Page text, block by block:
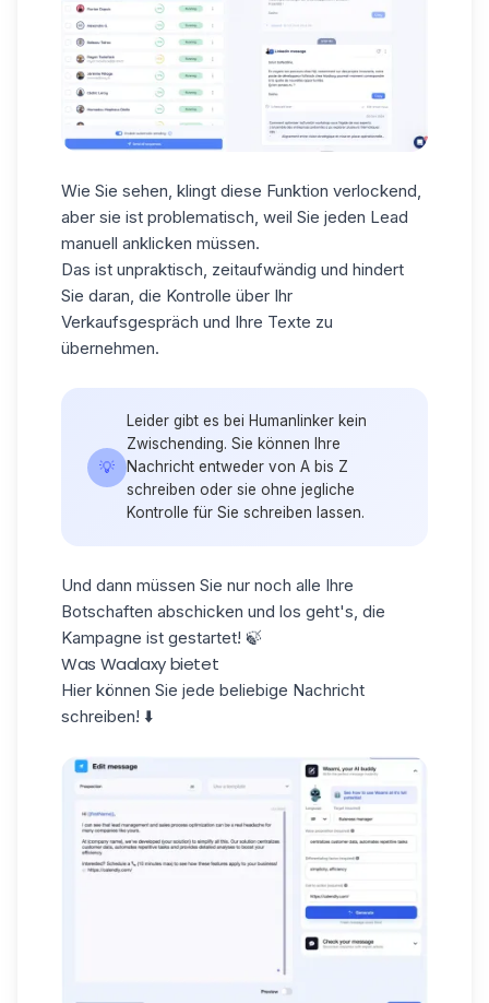
Wie Sie sehen, klingt diese Funktion verlockend,
aber sie ist problematisch, weil Sie jeden Lead
manuell anklicken müssen.
Das ist unpraktisch, zeitaufwändig und hindert
Sie daran, die Kontrolle über Ihr
Verkaufsgespräch und Ihre Texte zu
übernehmen.
💡
Leider gibt es bei Humanlinker kein
Zwischending. Sie können Ihre
Nachricht entweder von A bis Z
schreiben oder sie ohne jegliche
Kontrolle für Sie schreiben lassen.
Und dann müssen Sie nur noch alle Ihre
Botschaften abschicken und los geht's, die
Kampagne ist gestartet! 🍃
Was Waalaxy bietet
Hier können Sie jede beliebige Nachricht
schreiben! ⬇️